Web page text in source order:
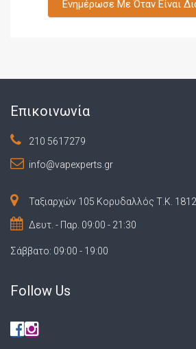
Επικοινωνία
210 5617279
info@vapexperts.gr
Ταξιαρχών 105 Κορυδαλλός Τ.Κ.
Δευτ. - Παρ. 09:00 - 21:30
Σάββατο: 09:00 - 19:00
Follow Us